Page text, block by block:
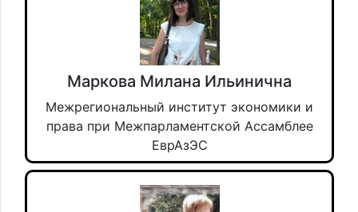
Маркова Милана Ильинична
Межрегиональный институт экономики и
права при Межпарламентской Ассамблее
ЕврАзЭС